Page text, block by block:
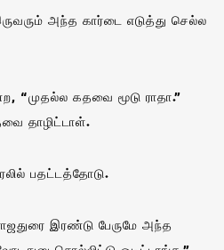
அந்த கார்டை எடுத்து செல்ல
கதவை மூடு ராதா.”
தாழிட்டாள்.
பதட்டத்தோடு.
இரண்டு பேருமே அந்த